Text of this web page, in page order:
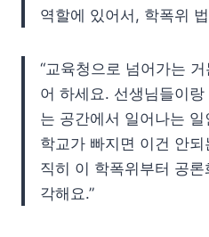
역할에 있어서, 학폭위
“교육청으로 넘어가는
어 하세요. 선생님들이
는 공간에서 일어나는
학교가 빠지면 이건 안
직히 이 학폭위부터 공
각해요.”